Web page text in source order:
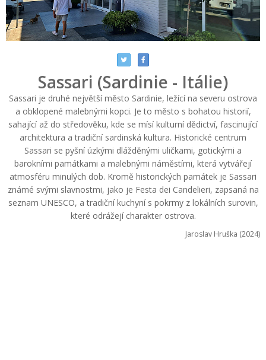
Sassari (Sardinie - Itálie)
Sassari je druhé největší město Sardinie, ležící na severu ostrova
a obklopené malebnými kopci. Je to město s bohatou historií,
sahající až do středověku, kde se mísí kulturní dědictví, fascinující
architektura a tradiční sardinská kultura. Historické centrum
Sassari se pyšní úzkými dlážděnými uličkami, gotickými a
barokními památkami a malebnými náměstími, která vytvářejí
atmosféru minulých dob. Kromě historických památek je Sassari
známé svými slavnostmi, jako je Festa dei Candelieri, zapsaná na
seznam UNESCO, a tradiční kuchyní s pokrmy z lokálních surovin,
které odrážejí charakter ostrova.
Jaroslav Hruška (2024)